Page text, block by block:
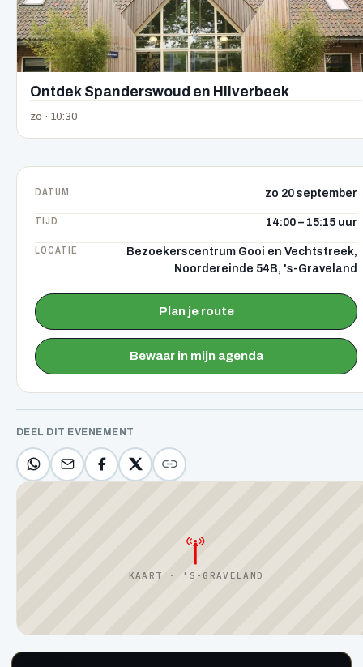
Ontdek Spanderswoud en Hilverbeek
zo · 10:30
DATUM zo 20 september
TIJD 14:00 – 15:15 uur
LOCATIE
Bezoekerscentrum Gooi en Vechtstreek,
Noordereinde 54B, 's-Graveland
Plan je route
Bewaar in mijn agenda
DEEL DIT EVENEMENT
KAART · 'S-GRAVELAND